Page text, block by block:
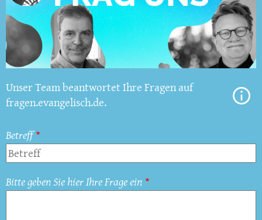
Unser Team beantwortet Ihre Fragen auf
fragen.evangelisch.de.
Betreff
Bitte geben Sie hier Ihre Frage ein